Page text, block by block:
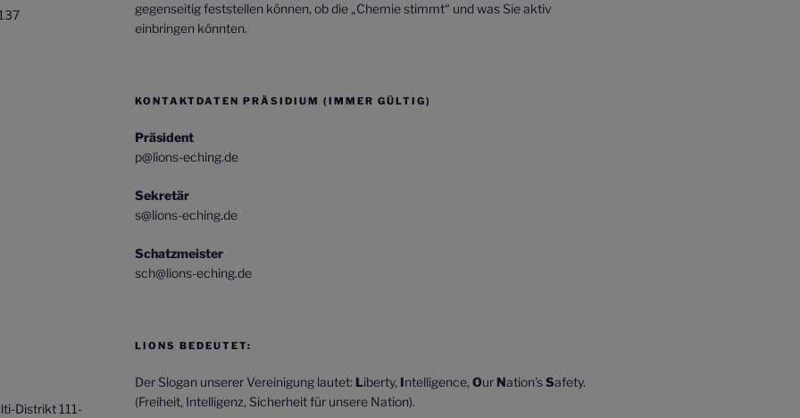
Distrikt 111-
gegenseitig feststellen können, ob die „Chemie stimmt“ und was Sie aktiv
einbringen könnten.
KONTAKTDATEN PRÄSIDIUM (IMMER GÜLTIG)
Präsident
p@lions-eching.de
Sekretär
s@lions-eching.de
Schatzmeister
sch@lions-eching.de
LIONS BEDEUTET:
Der Slogan unserer Vereinigung lautet: Liberty, Intelligence, Our Nation’sSafety.
(Freiheit, Intelligenz, Sicherheit für unsere Nation).